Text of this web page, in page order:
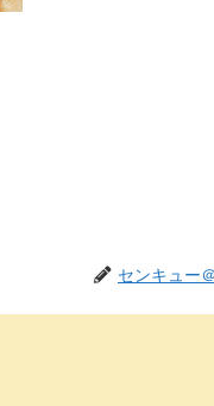
センキュー